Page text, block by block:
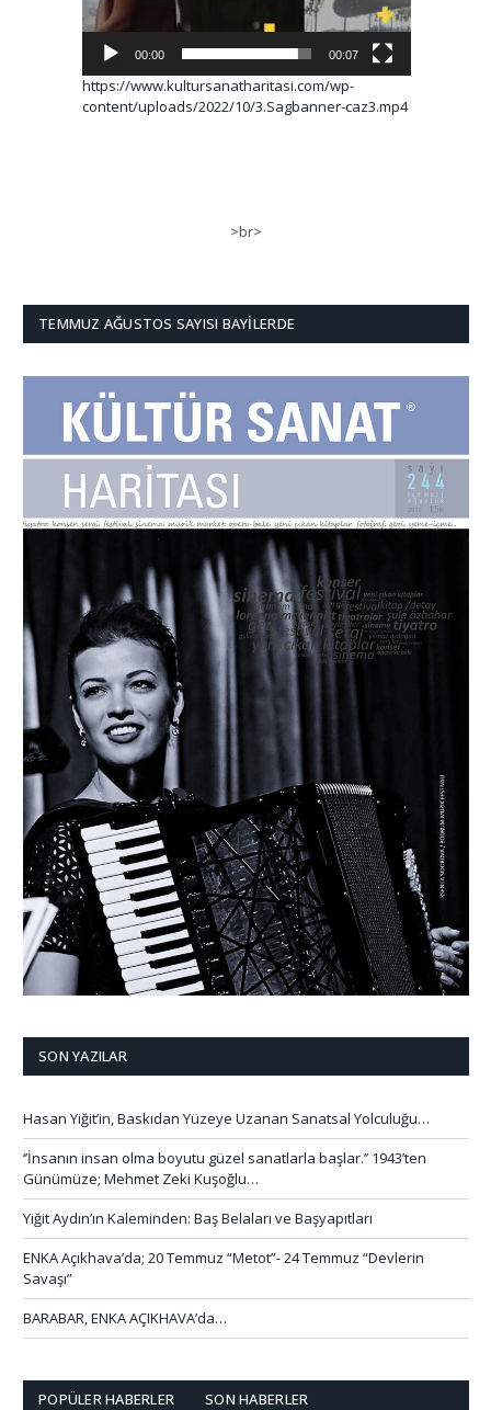
00:00 00:07
https://www.kultursanatharitasi.com/wp-
content/uploads/2022/10/3.Sagbanner-caz3.mp4
>br>
TEMMUZ AĞUSTOS SAYISI BAYILERDE
SON YAZILAR
Hasan Yiğit’in, Baskıdan Yüzeye Uzanan Sanatsal Yolculuğu…
‘’İnsanın insan olma boyutu güzel sanatlarla başlar.’’ 1943’ten
Günümüze; Mehmet Zeki Kuşoğlu…
Yiğit Aydın’ın Kaleminden: Baş Belaları ve Başyapıtları
ENKA Açıkhava’da; 20 Temmuz “Metot”- 24 Temmuz “Devlerin
Savaşı”
BARABAR, ENKA AÇIKHAVA’da…
POPÜLER HABERLER SON HABERLER